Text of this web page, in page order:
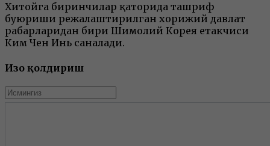
Хитойга биринчилар қаторида ташриф
буюриши режалаштирилган хорижий давлат
раҳбарларидан бири Шимолий Корея етакчиси
Ким Чен Инь саналади.
Изоҳ қолдириш